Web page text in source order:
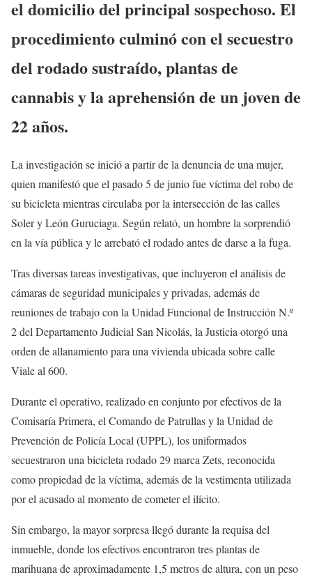
el domicilio del principal sospechoso. El
procedimiento culminó con el secuestro
del rodado sustraído, plantas de
cannabis y la aprehensión de un joven de
22 años.
La investigación se inició a partir de la denuncia de una mujer,
quien manifestó que el pasado 5 de junio fue víctima del robo de
su bicicleta mientras circulaba por la intersección de las calles
Soler y León Guruciaga. Según relató, un hombre la sorprendió
en la vía pública y le arrebató el rodado antes de darse a la fuga.
Tras diversas tareas investigativas, que incluyeron el análisis de
cámaras de seguridad municipales y privadas, además de
reuniones de trabajo con la Unidad Funcional de Instrucción N.º
2 del Departamento Judicial San Nicolás, la Justicia otorgó una
orden de allanamiento para una vivienda ubicada sobre calle
Viale al 600.
Durante el operativo, realizado en conjunto por efectivos de la
Comisaría Primera, el Comando de Patrullas y la Unidad de
Prevención de Policía Local (UPPL), los uniformados
secuestraron una bicicleta rodado 29 marca Zets, reconocida
como propiedad de la víctima, además de la vestimenta utilizada
por el acusado al momento de cometer el ilícito.
Sin embargo, la mayor sorpresa llegó durante la requisa del
inmueble, donde los efectivos encontraron tres plantas de
marihuana de aproximadamente 1,5 metros de altura, con un peso